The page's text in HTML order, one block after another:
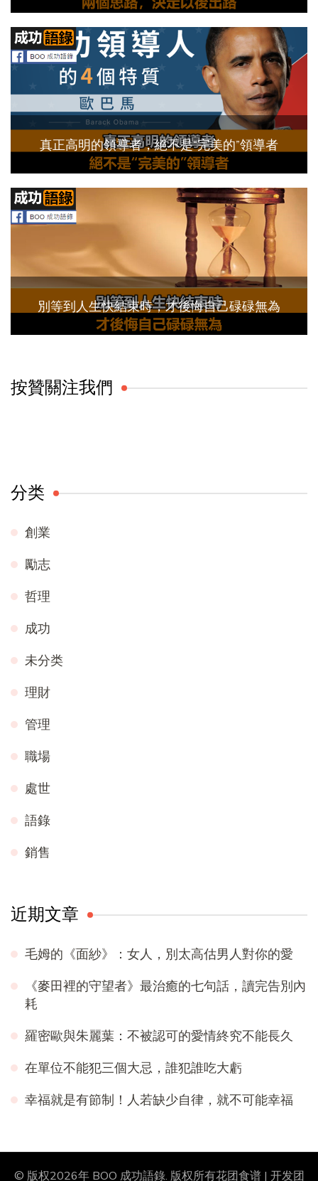
真正高明的領導者，絕不是“完美的”領導者
別等到人生快結束時，才後悔自己碌碌無為
按贊關注我們
分类
創業
勵志
哲理
成功
未分类
理財
管理
職場
處世
語錄
銷售
近期文章
毛姆的《面紗》：女人，別太高估男人對你的愛
《麥田裡的守望者》最治癒的七句話，讀完告別內
耗
羅密歐與朱麗葉：不被認可的愛情終究不能長久
在單位不能犯三個大忌，誰犯誰吃大虧
幸福就是有節制！人若缺少自律，就不可能幸福
© 版权2026年 BOO 成功語錄. 版权所有花团食谱 | 开发团